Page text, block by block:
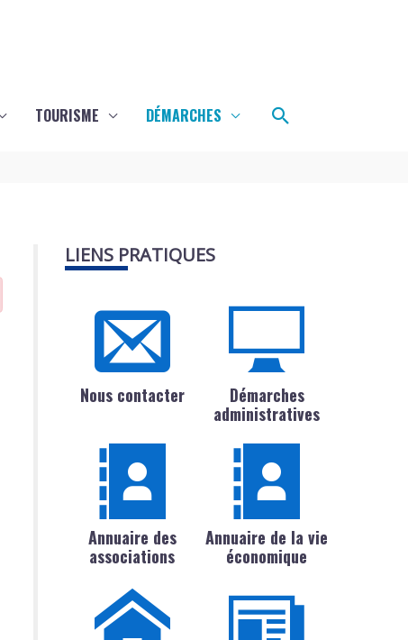
TOURISME DÉMARCHES Rechercher
LIENS PRATIQUES
Nous contacter
Démarches
administratives
Annuaire des
associations
Annuaire de la vie
économique